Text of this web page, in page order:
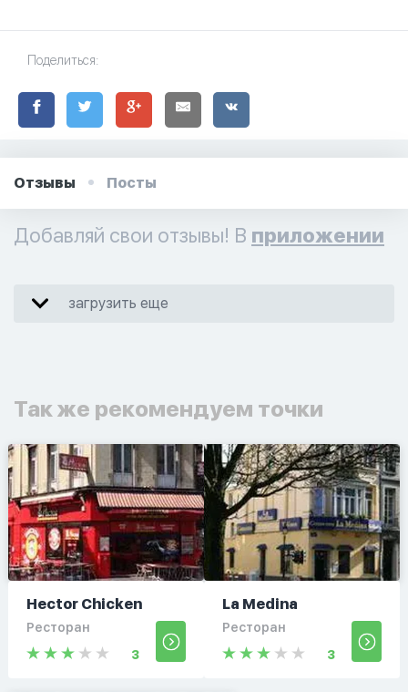
Поделиться:
Отзывы Посты
Добавляй свои отзывы! В приложении
загрузить еще
Так же рекомендуем точки
Hector Chicken
Ресторан
3
La Medina
Ресторан
3